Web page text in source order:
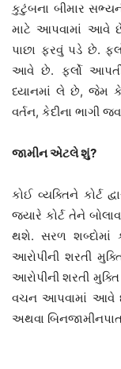
કુટુંબના બીમાર
માટે આપવામાં આવે
પાછા ફરવું પડે છે.
આવે છે. ફર્લો
ધ્યાનમાં લે છે, જેમ કે
વર્તન, કેદીના ભાગી
જામીન એટલે શું?
કોઈ વ્યક્તિને કોર્ટ
જ્યારે કોર્ટ તેને
થશે. સરળ
આરોપીની શરતી
આરોપીની શરતી
વચન આપવામાં આવે છે.
અથવા